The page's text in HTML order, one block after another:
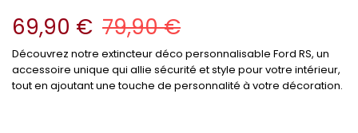
69,90 € 79,90 €
Découvrez notre extincteur déco personnalisable Ford RS, un
accessoire unique qui allie sécurité et style pour votre intérieur,
tout en ajoutant une touche de personnalité à votre décoration.